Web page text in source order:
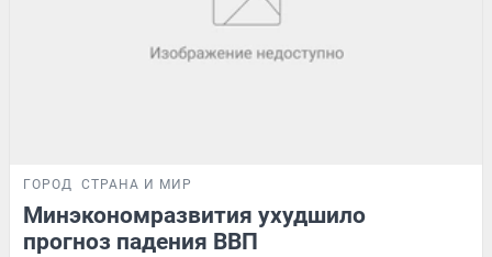
ГОРОД СТРАНА И МИР
Минэкономразвития ухудшило
прогноз падения ВВП